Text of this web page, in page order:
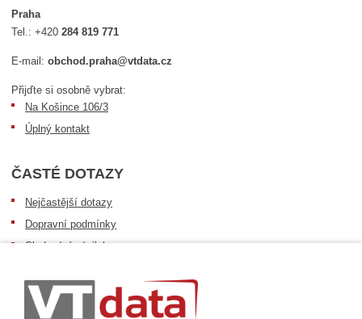
Praha
Tel.:+420284 819 771
E-mail:obchod.praha@vtdata.cz
Přijďte si osobně vybrat:
Na Košince 106/3
Úplný kontakt
ČASTÉ DOTAZY
Nejčastější dotazy
Dopravní podmínky
Sledování zásilek
Informace k dostupnosti zboží
Obecné informace